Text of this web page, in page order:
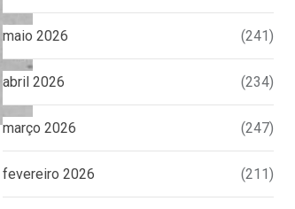
maio 2026 (241)
abril 2026 (234)
março 2026 (247)
fevereiro 2026 (211)